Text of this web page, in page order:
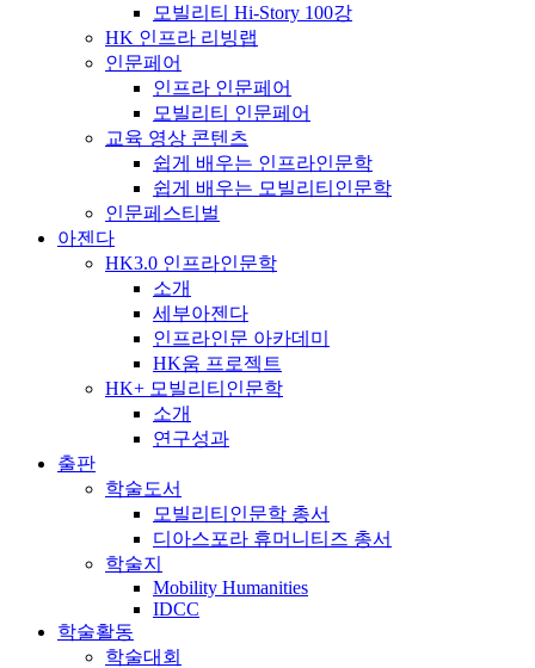
모빌리티 Hi-Story 100강
HK 인프라 리빙랩
인문페어
인프라 인문페어
모빌리티 인문페어
교육 영상 콘텐츠
쉽게 배우는 인프라인문학
쉽게 배우는 모빌리티인문학
인문페스티벌
아젠다
HK3.0 인프라인문학
소개
세부아젠다
인프라인문 아카데미
HK움 프로젝트
HK+ 모빌리티인문학
소개
연구성과
출판
학술도서
모빌리티인문학 총서
디아스포라 휴머니티즈 총서
학술지
Mobility Humanities
IDCC
학술활동
학술대회